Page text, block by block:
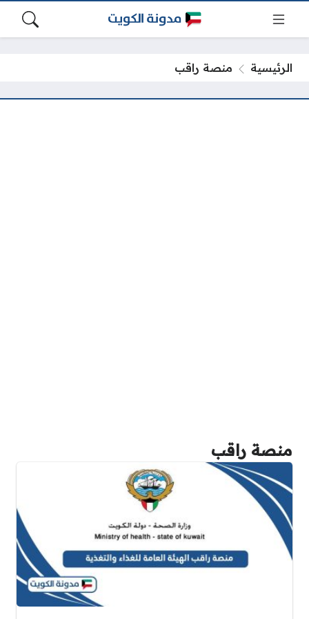
الرئيسية منصة راقب
منصة راقب